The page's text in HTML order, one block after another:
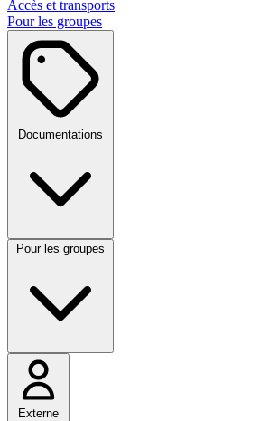
Accès et transports
Pour les groupes
Documentations
Pour les groupes
Externe